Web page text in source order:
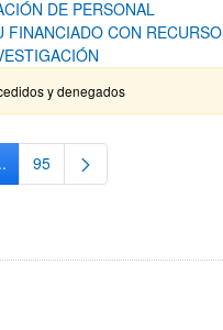
DE PERSONAL
CON
y denegados
Páginas intermedias Use TAB
Página
95